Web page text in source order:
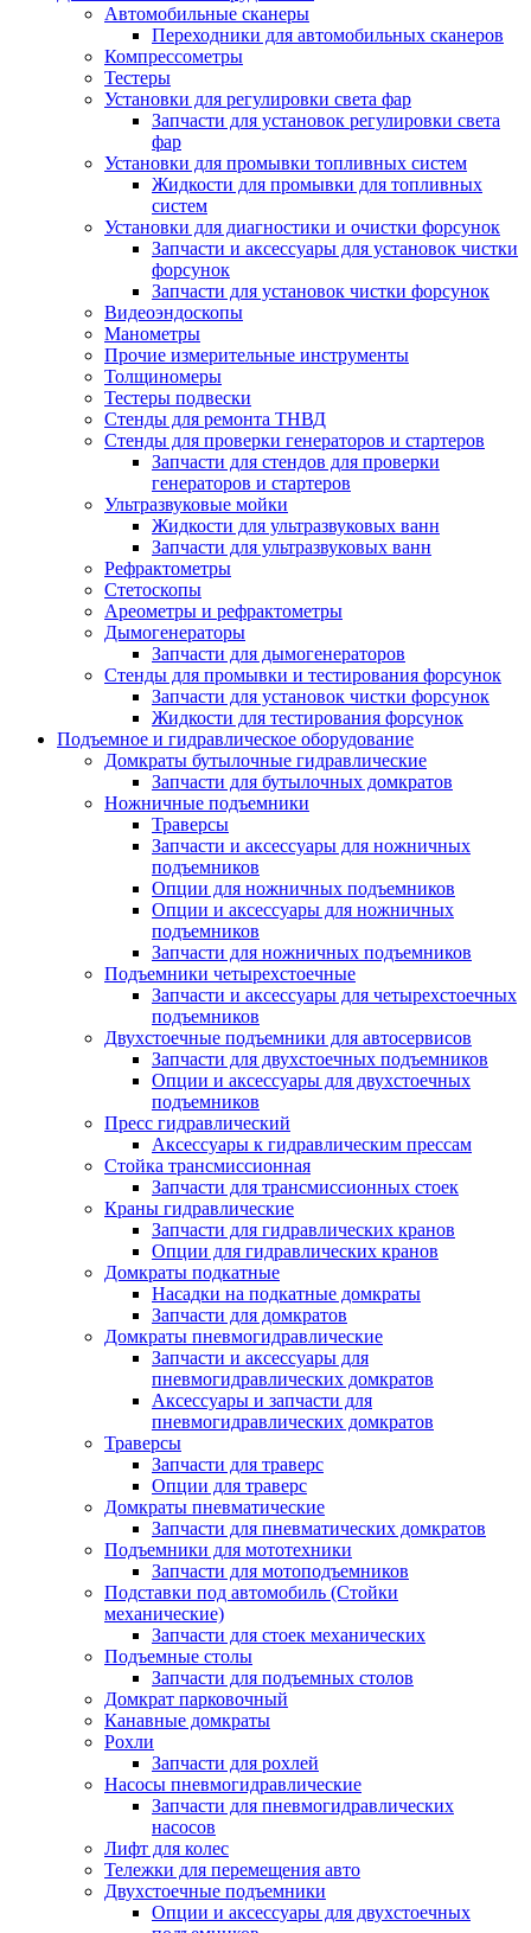
Автомобильные сканеры
Переходники для автомобильных сканеров
Компрессометры
Тестеры
Установки для регулировки света фар
Запчасти для установок регулировки света
фар
Установки для промывки топливных систем
Жидкости для промывки для топливных
систем
Установки для диагностики и очистки форсунок
Запчасти и аксессуары для установок чистки
форсунок
Запчасти для установок чистки форсунок
Видеоэндоскопы
Манометры
Прочие измерительные инструменты
Толщиномеры
Тестеры подвески
Стенды для ремонта ТНВД
Стенды для проверки генераторов и стартеров
Запчасти для стендов для проверки
генераторов и стартеров
Ультразвуковые мойки
Жидкости для ультразвуковых ванн
Запчасти для ультразвуковых ванн
Рефрактометры
Стетоскопы
Ареометры и рефрактометры
Дымогенераторы
Запчасти для дымогенераторов
Стенды для промывки и тестирования форсунок
Запчасти для установок чистки форсунок
Жидкости для тестирования форсунок
Подъемное и гидравлическое оборудование
Домкраты бутылочные гидравлические
Запчасти для бутылочных домкратов
Ножничные подъемники
Траверсы
Запчасти и аксессуары для ножничных
подъемников
Опции для ножничных подъемников
Опции и аксессуары для ножничных
подъемников
Запчасти для ножничных подъемников
Подъемники четырехстоечные
Запчасти и аксессуары для четырехстоечных
подъемников
Двухстоечные подъемники для автосервисов
Запчасти для двухстоечных подъемников
Опции и аксессуары для двухстоечных
подъемников
Пресс гидравлический
Аксессуары к гидравлическим прессам
Стойка трансмиссионная
Запчасти для трансмиссионных стоек
Краны гидравлические
Запчасти для гидравлических кранов
Опции для гидравлических кранов
Домкраты подкатные
Насадки на подкатные домкраты
Запчасти для домкратов
Домкраты пневмогидравлические
Запчасти и аксессуары для
пневмогидравлических домкратов
Аксессуары и запчасти для
пневмогидравлических домкратов
Траверсы
Запчасти для траверс
Опции для траверс
Домкраты пневматические
Запчасти для пневматических домкратов
Подъемники для мототехники
Запчасти для мотоподъемников
Подставки под автомобиль (Стойки
механические)
Запчасти для стоек механических
Подъемные столы
Запчасти для подъемных столов
Домкрат парковочный
Канавные домкраты
Рохли
Запчасти для рохлей
Насосы пневмогидравлические
Запчасти для пневмогидравлических
насосов
Лифт для колес
Тележки для перемещения авто
Двухстоечные подъемники
Опции и аксессуары для двухстоечных